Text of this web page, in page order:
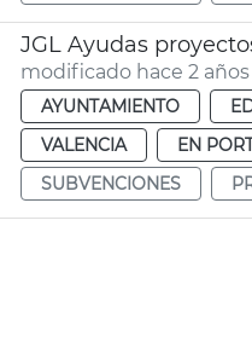
JGL Ayudas
modificado hace 2 años
AYUNTAMIENTO
VALENCIA
EN
SUBVENCIONES